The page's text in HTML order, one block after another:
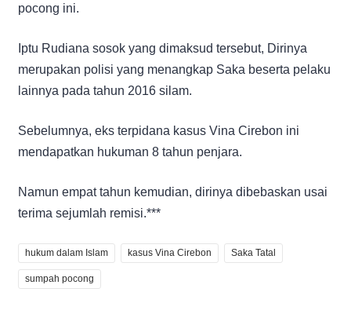
pocong ini.
Iptu Rudiana sosok yang dimaksud tersebut, Dirinya
merupakan polisi yang menangkap Saka beserta pelaku
lainnya pada tahun 2016 silam.
Sebelumnya, eks terpidana kasus Vina Cirebon ini
mendapatkan hukuman 8 tahun penjara.
Namun empat tahun kemudian, dirinya dibebaskan usai
terima sejumlah remisi.***
hukum dalam Islam kasus Vina Cirebon Saka Tatal
sumpah pocong